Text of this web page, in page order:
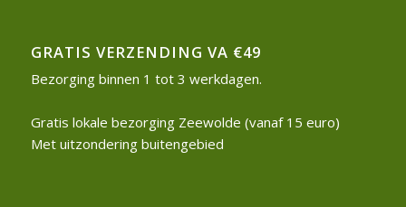
GRATIS VERZENDING VA €49
Bezorging binnen 1 tot 3 werkdagen.
Gratis lokale bezorging Zeewolde (vanaf 15 euro)
Met uitzondering buitengebied